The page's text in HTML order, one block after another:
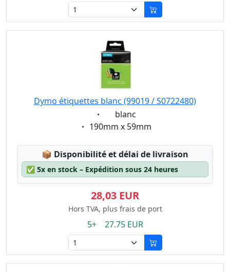
Dymo étiquettes blanc (99019 / S0722480)
Eigenschaft:
blanc
Eigenschaft:
190mm x 59mm
📦 Lagerstatus:
Disponibilité et délai de livraison
✅ 5x en stock – Expédition sous 24 heures
28,03 EUR
Hors TVA, plus frais de port
5+ 27.75 EUR